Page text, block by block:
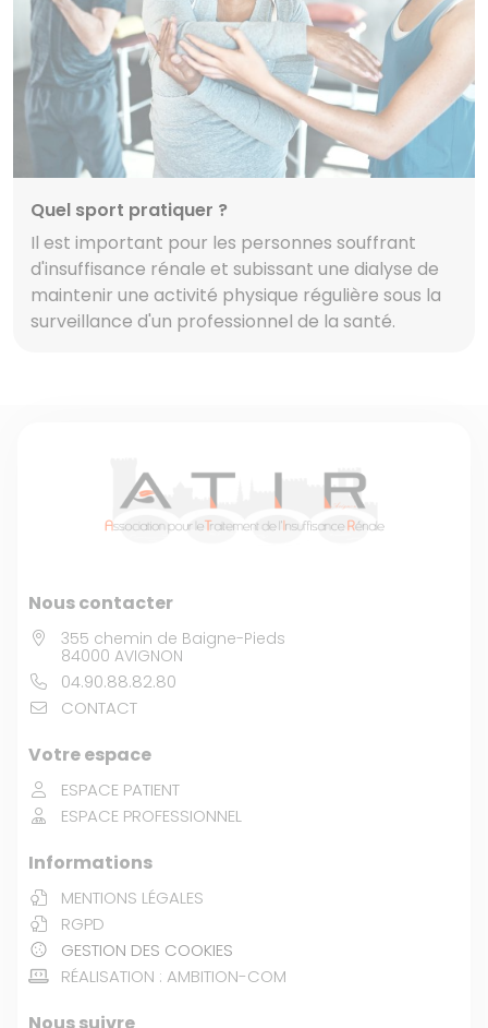
Quel sport pratiquer ?
Il est important pour les personnes souffrant
d'insuffisance rénale et subissant une dialyse de
maintenir une activité physique régulière sous la
surveillance d'un professionnel de la santé.
Nous contacter
355 chemin de Baigne-Pieds
84000 AVIGNON
04.90.88.82.80
CONTACT
Votre espace
ESPACE PATIENT
ESPACE PROFESSIONNEL
Informations
MENTIONS LÉGALES
RGPD
GESTION DES COOKIES
RÉALISATION : AMBITION-COM